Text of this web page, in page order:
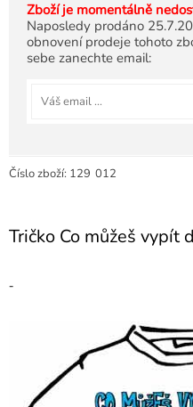
Zboží je momentálně
Naposledy prodáno
obnovení prodeje tohoto
sebe zanechte email:
Číslo zboží: 129 012
Tričko Co můžeš vypít
-